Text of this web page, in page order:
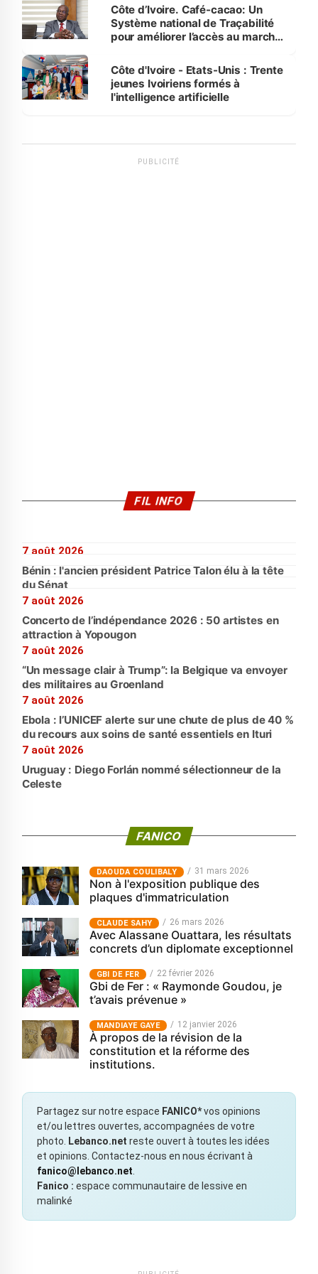
Côte d’Ivoire. Café-cacao: Un
Système national de Traçabilité
pour améliorer l’accès au marché
Côte d'Ivoire - Etats-Unis : Trente
jeunes Ivoiriens formés à
l'intelligence artificielle
PUBLICITÉ
FIL INFO
7 août 2026
Bénin : l'ancien président Patrice Talon élu à la tête
du Sénat
7 août 2026
Concerto de l’indépendance 2026 : 50 artistes en
attraction à Yopougon
7 août 2026
“Un message clair à Trump”: la Belgique va envoyer
des militaires au Groenland
7 août 2026
Ebola : l’UNICEF alerte sur une chute de plus de 40 %
du recours aux soins de santé essentiels en Ituri
7 août 2026
Uruguay : Diego Forlán nommé sélectionneur de la
Celeste
FANICO
‎DAOUDA COULIBALY 31 mars 2026
Non à l'exposition publique des
plaques d'immatriculation
CLAUDE SAHY 26 mars 2026
Avec Alassane Ouattara, les résultats
concrets d’un diplomate exceptionnel
GBI DE FER 22 février 2026
Gbi de Fer : « Raymonde Goudou, je
t’avais prévenue »
MANDIAYE GAYE 12 janvier 2026
À propos de la révision de la
constitution et la réforme des
institutions.
Partagez sur notre espace FANICO*vos opinions
et/ou lettres ouvertes, accompagnées de votre
photo.
Lebanco.net reste ouvert à toutes les idées
et opinions. Contactez-nous en nous écrivant à
fanico@lebanco.net
Fanico : espace communautaire de lessive en
malinké